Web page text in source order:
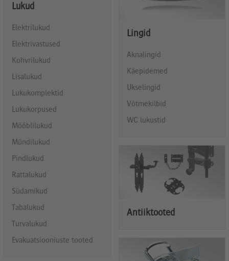
Lukud
Elektrilukud
Elektrivastused
Kohvrilukud
Lisalukud
Lukukomplektid
Lukukorpused
Mööblilukud
Mündilukud
Pindlukud
Rattalukud
Südamikud
Tabalukud
Turvalukud
Evakuatsiooniuste tooted
Lingid
Aknalingid
Käepidemed
Ukselingid
Võtmekilbid
WC lukustid
Antiiktooted